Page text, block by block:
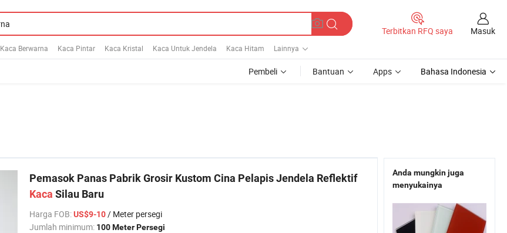
Kaca Berwarna Kaca Pintar Kaca Kristal Kaca Untuk Jendela Kaca Hitam Lainnya
Terbitkan RFQ saya Masuk
Pembeli Bantuan Apps Bahasa Indonesia
Pemasok Panas Pabrik Grosir Kustom Cina Pelapis Jendela Reflektif
Kaca Silau Baru
Harga FOB:US$9-10/ Meter persegi
Jumlah minimum: 100 Meter Persegi
Anda mungkin juga
menyukainya